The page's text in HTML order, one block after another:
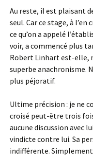
Au reste, il est plaisant
seul. Car ce stage, à l’en
ce qu’on a appelé
voir, a commencé plus
Robert Linhart est-elle,
superbe anachronisme.
plus péjoratif.
Ultime précision : je ne
croisé peut-être trois fois
aucune discussion avec
vindicte contre lui. Sa
indifférente.